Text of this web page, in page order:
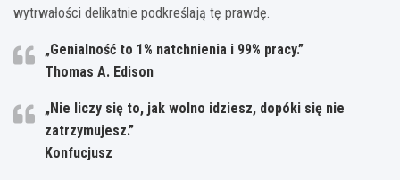
wytrwałości delikatnie podkreślają tę prawdę.
„Genialność to 1% natchnienia i 99% pracy.”
Thomas A. Edison
„Nie liczy się to, jak wolno idziesz, dopóki się nie
zatrzymujesz.”
Konfucjusz